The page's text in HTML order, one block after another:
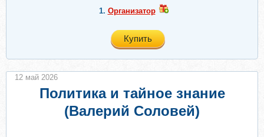
1. Организатор
Купить
Политика и тайное знание
(Валерий Соловей)
12 май 2026